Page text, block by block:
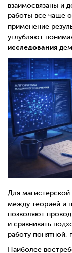
взаимосвязаны и
работы все чаще
применение
углубляют
исследования
Для
между теорией и
позволяют
и сравнивать
работу понятной,
Наиболее